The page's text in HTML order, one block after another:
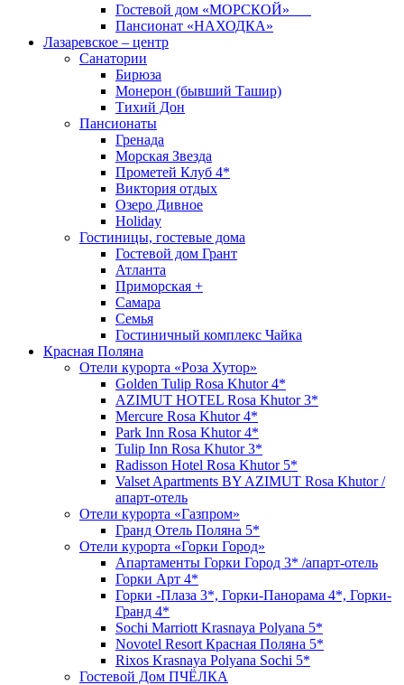
Гостевой дом «МОРСКОЙ»
Пансионат «НАХОДКА»
Лазаревское – центр
Санатории
Бирюза
Монерон (бывший Ташир)
Тихий Дон
Пансионаты
Гренада
Морская Звезда
Прометей Клуб 4*
Виктория отдых
Озеро Дивное
Holiday
Гостиницы, гостевые дома
Гостевой дом Грант
Атланта
Приморская +
Самара
Семья
Гостиничный комплекс Чайка
Красная Поляна
Отели курорта «Роза Хутор»
Golden Tulip Rosa Khutor 4*
AZIMUT HOTEL Rosa Khutor 3*
Mercure Rosa Khutor 4*
Park Inn Rosa Khutor 4*
Tulip Inn Rosa Khutor 3*
Radisson Hotel Rosa Khutor 5*
Valset Apartments BY AZIMUT Rosa Khutor /
апарт-отель
Отели курорта «Газпром»
Гранд Отель Поляна 5*
Отели курорта «Горки Город»
Апартаменты Горки Город 3* /апарт-отель
Горки Арт 4*
Горки -Плаза 3*, Горки-Панорама 4*, Горки-
Гранд 4*
Sochi Marriott Krasnaya Polyana 5*
Novotel Resort Красная Поляна 5*
Rixos Krasnaya Polyana Sochi 5*
Гостевой Дом ПЧЁЛКА